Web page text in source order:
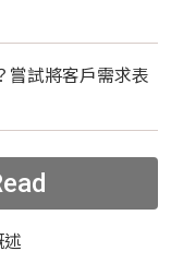
嘗試將客戶需求表